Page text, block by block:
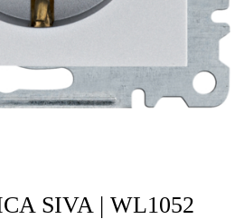
SIVA | WL1052